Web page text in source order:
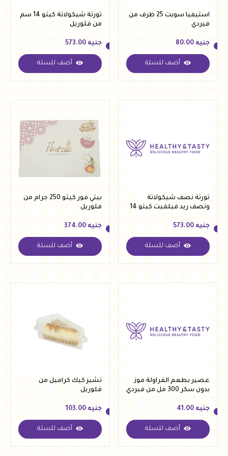
استيفيا سويت 25 ظرف من
فيردي
جنيه
جنيه 80.00
أضف للسلة
تورتة شيكولاتة كيتو 14 سم
من فلوريل
جنيه
جنيه 573.00
أضف للسلة
تورتة نصف شيكولاتة
ونصف ريد فيلفيت كيتو 14
سم من فلوريل
جنيه
جنيه 573.00
أضف للسلة
بيتي فور كيتو 250 جرام من
فلوريل
جنيه
جنيه 374.00
أضف للسلة
عصير بطعم الفراولة موز
بدون سكر 300 مل من فيردي
جنيه
جنيه 41.00
أضف للسلة
تشيز كيك كراميل من
فلوريل
جنيه
جنيه 103.00
أضف للسلة